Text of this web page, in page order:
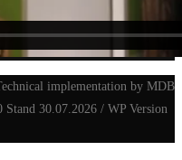
implementation by MDB
30.07.2026 / WP Version